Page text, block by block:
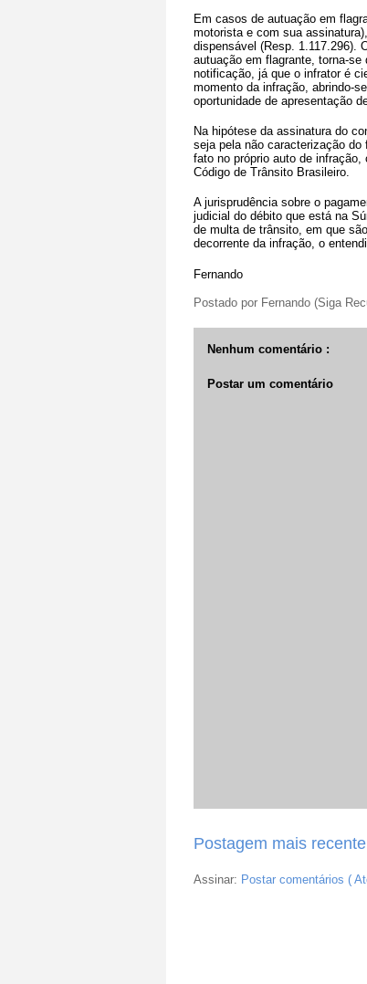
Em casos de autuação em
motorista e com sua
dispensável (Resp. 1.117.296).
autuação em flagrante, torna-se
notificação, já que o infrator é
momento da infração, abrindo-
oportunidade de apresentação
Na hipótese da assinatura do
seja pela não caracterização
fato no próprio auto de infração,
Código de Trânsito Brasileiro.
A jurisprudência sobre o
judicial do débito que está na
de multa de trânsito, em que
decorrente da infração, o
Fernando
Postado por Fernando (Siga
Nenhum comentário :
Postar um comentário
Postagem mais recente
Assinar: Postar comentários (